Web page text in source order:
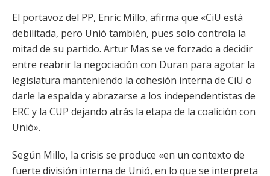
El portavoz del PP, Enric Millo, afirma que «CiU está
debilitada, pero Unió también, pues solo controla la
mitad de su partido. Artur Mas se ve forzado a decidir
entre reabrir la negociación con Duran para agotar la
legislatura manteniendo la cohesión interna de CiU o
darle la espalda y abrazarse a los independentistas de
ERC y la CUP dejando atrás la etapa de la coalición con
Unió».
Según Millo, la crisis se produce «en un contexto de
fuerte división interna de Unió, en lo que se interpreta